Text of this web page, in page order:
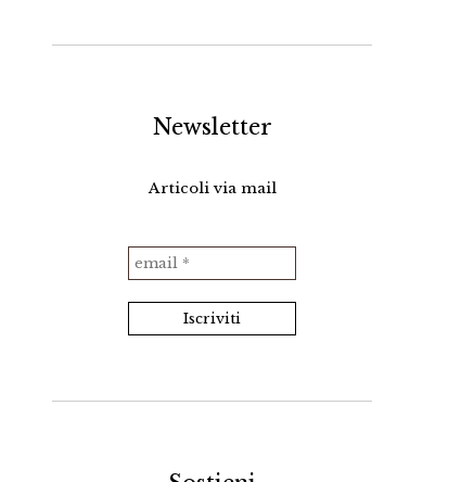
Newsletter
Articoli via mail